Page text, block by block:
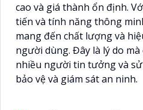
cao và giá thành ổn định.
tiến và tính năng thông
mang đến chất lượng và
người dùng. Đây là lý do
nhiều người tin tưởng và
bảo vệ và giám sát an ninh.